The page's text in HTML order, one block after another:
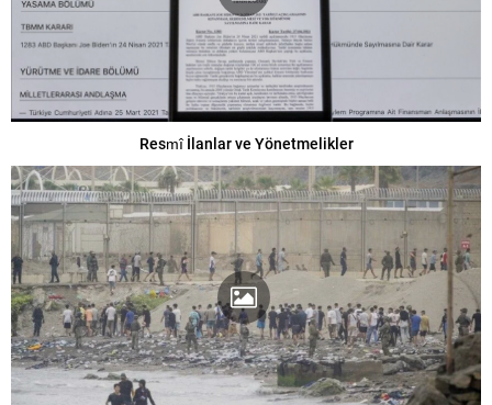
Resmî İlanlar ve Yönetmelikler